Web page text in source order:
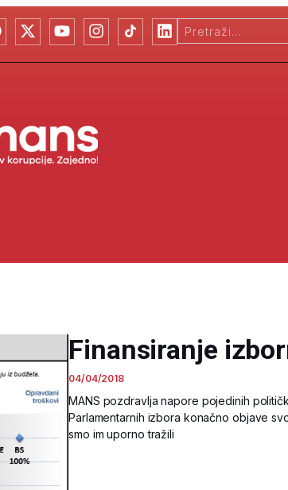
Finansiranje
04/04/2018
MANS pozdravlja napore pojedinih
Parlamentarnih izbora konačno objave
smo im uporno tražili